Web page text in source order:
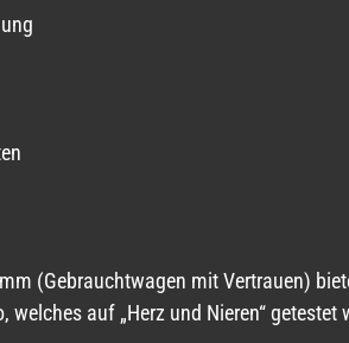
(Gebrauchtwagen mit Vertrauen)
welches auf „Herz und Nieren“